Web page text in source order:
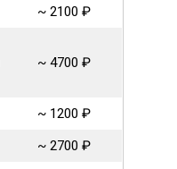
~ 2100 ₽
~ 4700 ₽
~ 1200 ₽
~ 2700 ₽